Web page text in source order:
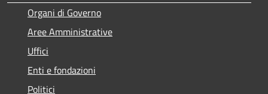
Organi di Governo
Aree Amministrative
Uffici
Enti e fondazioni
Politici